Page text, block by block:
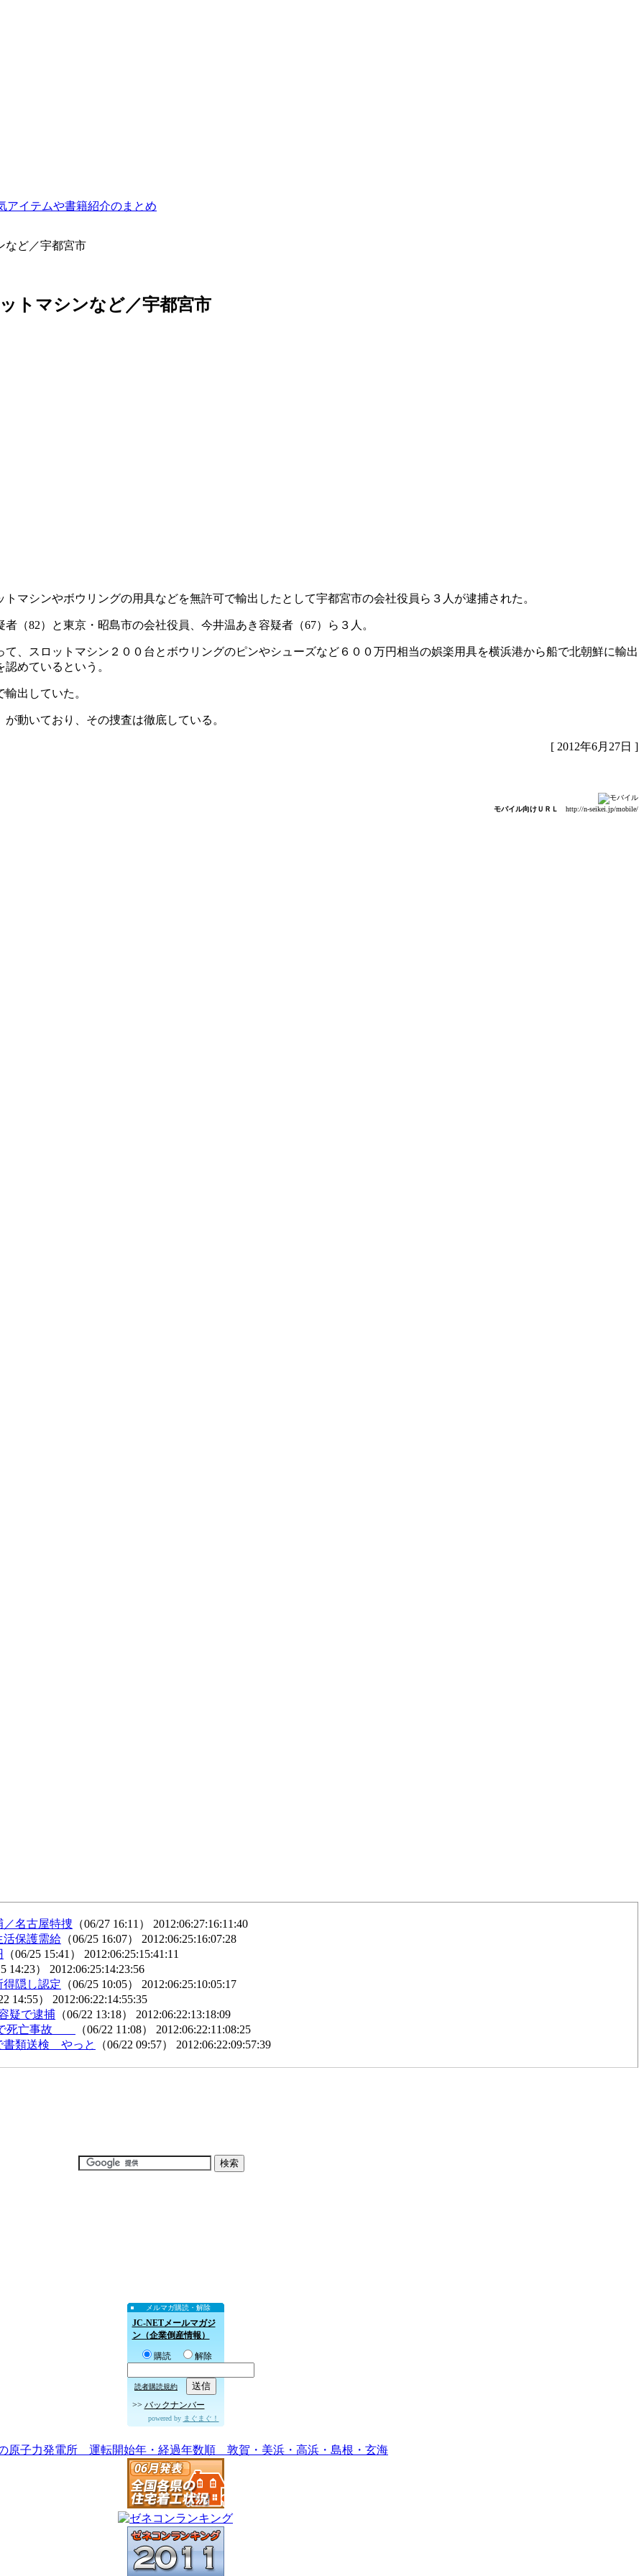
アイテムや書籍紹介のまとめ
ど／宇都宮市
トマシンなど／宇都宮市
マシンやボウリングの用具などを無許可で輸出したとして宇都宮市の会社役員ら３人が逮捕された。
（82）と東京・昭島市の会社役員、今井温あき容疑者（67）ら３人。
、スロットマシン２００台とボウリングのピンやシューズなど６００万円相当の娯楽用具を横浜港から船で北朝鮮に輸出
めているという。
出していた。
動いており、その捜査は徹底している。
[ 2012年6月27日 ]
モバイル向けＵＲＬ http://n-seikei.jp/mobile/
名古屋特捜 （06/27 16:11） 2012:06:27:16:11:40
活保護需給 （06/25 16:07） 2012:06:25:16:07:28
（06/25 15:41） 2012:06:25:15:41:11
14:23） 2012:06:25:14:23:56
隠し認定 （06/25 10:05） 2012:06:25:10:05:17
14:55） 2012:06:22:14:55:35
疑で逮捕 （06/22 13:18） 2012:06:22:13:18:09
で死亡事故
（06/22 11:08） 2012:06:22:11:08:25
書類送検 やっと
（06/22 09:57） 2012:06:22:09:57:39
メルマガ購読・解除
JC-NETメールマガジ
ン（企業倒産情報）
購読 解除
読者購読規約
>> バックナンバー
powered by まぐまぐ！